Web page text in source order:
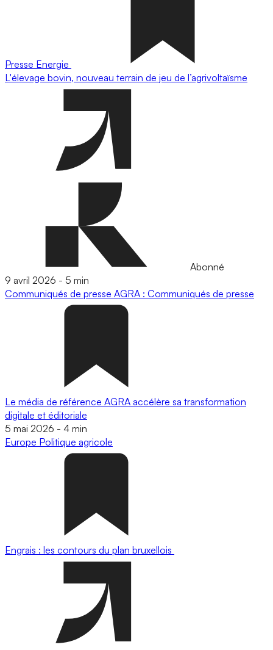
Presse Energie
L'élevage bovin, nouveau terrain de jeu de l’agrivoltaïsme
Abonné
9 avril 2026 - 5 min
Communiqués de presse AGRA : Communiqués de presse
Le média de référence AGRA accélère sa transformation
digitale et éditoriale
5 mai 2026 - 4 min
Europe Politique agricole
Engrais : les contours du plan bruxellois